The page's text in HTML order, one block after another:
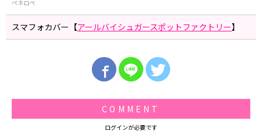
ペネロペ
スマフォカバー【アールバイシュガースポットファクトリー】
COMMENT
ログインが必要です